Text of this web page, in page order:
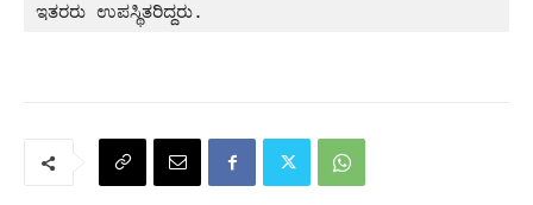
ಇತರರು ಉಪಸ್ಥಿತರಿದ್ದರು.